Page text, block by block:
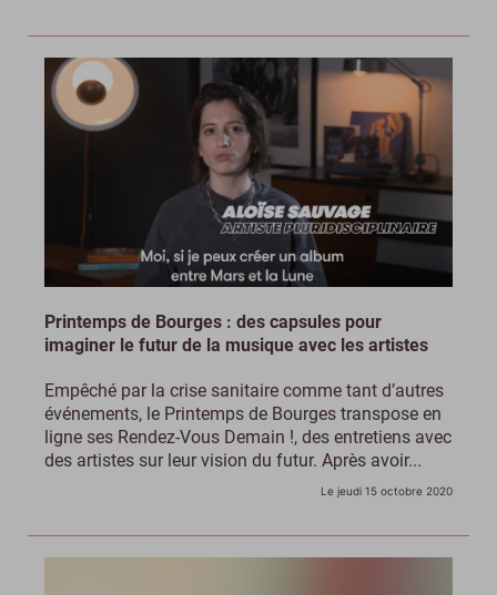
Printemps de Bourges : des capsules pour
imaginer le futur de la musique avec les artistes
Empêché par la crise sanitaire comme tant d’autres
événements, le Printemps de Bourges transpose en
ligne ses Rendez-Vous Demain !, des entretiens avec
des artistes sur leur vision du futur. Après avoir...
Le jeudi 15 octobre 2020